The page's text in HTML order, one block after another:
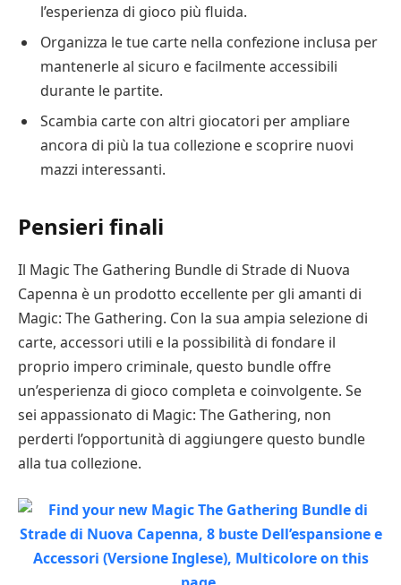
l’esperienza di gioco più fluida.
Organizza le tue carte nella confezione inclusa per
mantenerle al sicuro e facilmente accessibili
durante le partite.
Scambia carte con altri giocatori per ampliare
ancora di più la tua collezione e scoprire nuovi
mazzi interessanti.
Pensieri finali
Il Magic The Gathering Bundle di Strade di Nuova
Capenna è un prodotto eccellente per gli amanti di
Magic: The Gathering. Con la sua ampia selezione di
carte, accessori utili e la possibilità di fondare il
proprio impero criminale, questo bundle offre
un’esperienza di gioco completa e coinvolgente. Se
sei appassionato di Magic: The Gathering, non
perderti l’opportunità di aggiungere questo bundle
alla tua collezione.